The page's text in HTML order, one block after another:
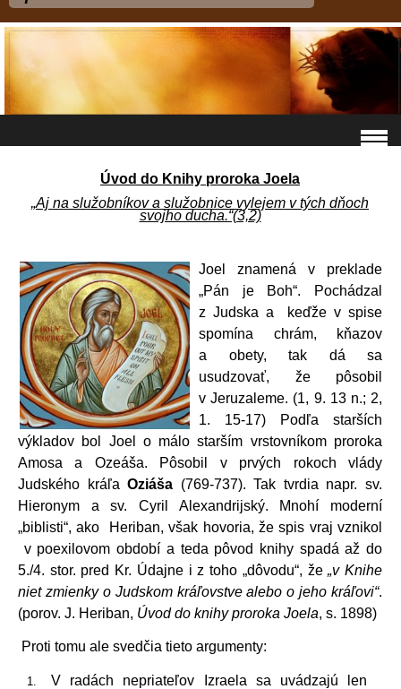
Úvod do Knihy proroka Joela
„Aj na služobníkov a služobnice vylejem v tých dňoch
svojho ducha.“(3,2)
Joel znamená v preklade
„Pán je Boh“. Pochádzal
z Judska a keďže v spise
spomína chrám, kňazov
a obety, tak dá sa
usudzovať, že pôsobil
v Jeruzaleme. (1, 9. 13 n.; 2,
1. 15-17) Podľa starších
výkladov bol Joel o málo starším vrstovníkom proroka
Amosa a Ozeáša. Pôsobil v prvých rokoch vlády
Judského kráľaOziáša (769-737). Tak tvrdia napr. sv.
Hieronym a sv. Cyril Alexandrijský. Mnohí moderní
„biblisti“, ako Heriban, však hovoria, že spis vraj vznikol
v poexilovom období a teda pôvod knihy spadá až do
5./4. stor. pred Kr. Údajne i z toho „dôvodu“, že„v Knihe
niet zmienky o Judskom kráľovstve alebo o jeho kráľovi“.
(porov. J. Heriban, Úvod do knihy proroka Joela, s. 1898)
Proti tomu ale svedčia tieto argumenty:
V radách nepriateľov Izraela sa uvádzajú len